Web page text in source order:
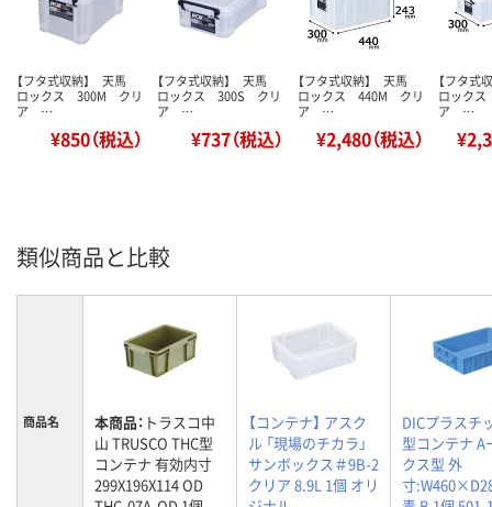
【フタ式収納】 天馬
ロックス 300M クリ
ア …
¥850（税込）
【フタ式収納】 天馬
ロックス 300S クリ
ア …
¥737（税込）
【フタ式収納】 天馬
ロックス 440M クリ
ア …
¥2,480（税込）
【フタ
ロック
ア …
類似商品と比較
商品名 本商品： トラスコ中
山 TRUSCO THC型
コンテナ 有効内寸
299X196X114 OD
【コンテナ】 アスク
ル 「現場のチカラ」
サンボックス＃9B-2
クリア 8.9L 1個 オリ
DICプラスチ
型コンテナ A
クス型 外
寸